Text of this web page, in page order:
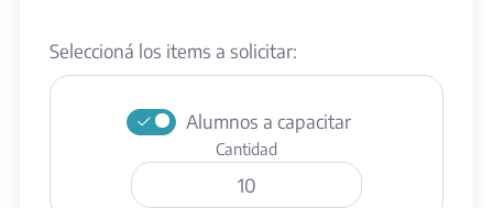
Seleccioná los items a solicitar:
Alumnos a capacitar
Cantidad